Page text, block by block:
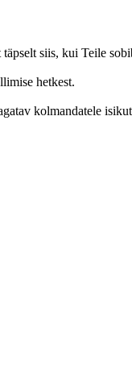
siis, kui Teile
hetkest.
kolmandatele